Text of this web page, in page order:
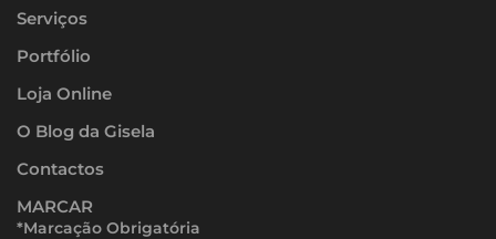
Serviços
Portfólio
Loja Online
O Blog da Gisela
Contactos
MARCAR
*Marcação Obrigatória